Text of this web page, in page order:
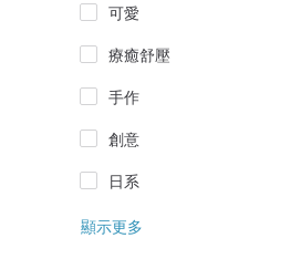
可愛
療癒舒壓
手作
創意
日系
顯示更多